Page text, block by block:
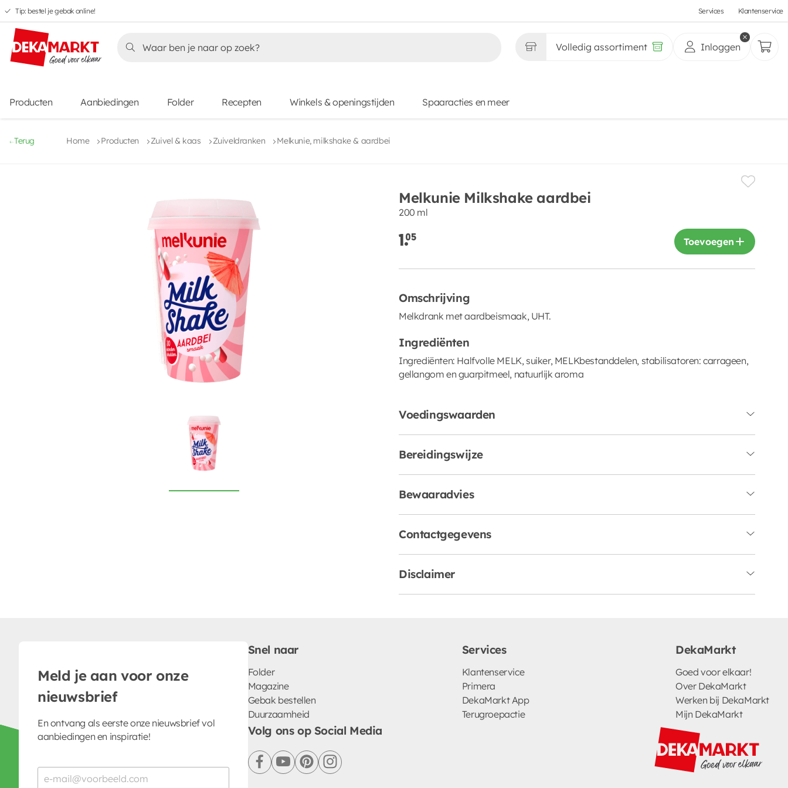
Overslaan
naar
hoofdnavigatie
Overslaan
naar
hoofdinhoud
Overslaan
naar
voettekstinhoud
Overslaan
naar
aanbiedingen
Tip: bestel je gebak online! Services Klantenservice
Volledig assortiment Inloggen
Producten Aanbiedingen Folder Recepten Winkels & openingstijden Spaaracties en meer
Terug Home Producten Zuivel & kaas Zuiveldranken Melkunie, milkshake & aardbei
Melkunie Milkshake aardbei
200 ml
1.05 Toevoegen
Omschrijving
Melkdrank met aardbeismaak, UHT.
Ingrediënten
Ingrediënten: Halfvolle MELK, suiker, MELKbestanddelen, stabilisatoren: carrageen,
gellangom en guarpitmeel, natuurlijk aroma
Voedingswaarden
Bereidingswijze
Bewaaradvies
Contactgegevens
Disclaimer
Meld je aan voor onze
nieuwsbrief
En ontvang als eerste onze nieuwsbrief vol
aanbiedingen en inspiratie!
Snel naar
Folder
Magazine
Gebak bestellen
Duurzaamheid
Services
Klantenservice
Primera
DekaMarkt App
Terugroepactie
DekaMarkt
Goed voor elkaar!
Over DekaMarkt
Werken bij DekaMarkt
Mijn DekaMarkt
Volg ons op Social Media
facebookyoutubepinterestinstagram